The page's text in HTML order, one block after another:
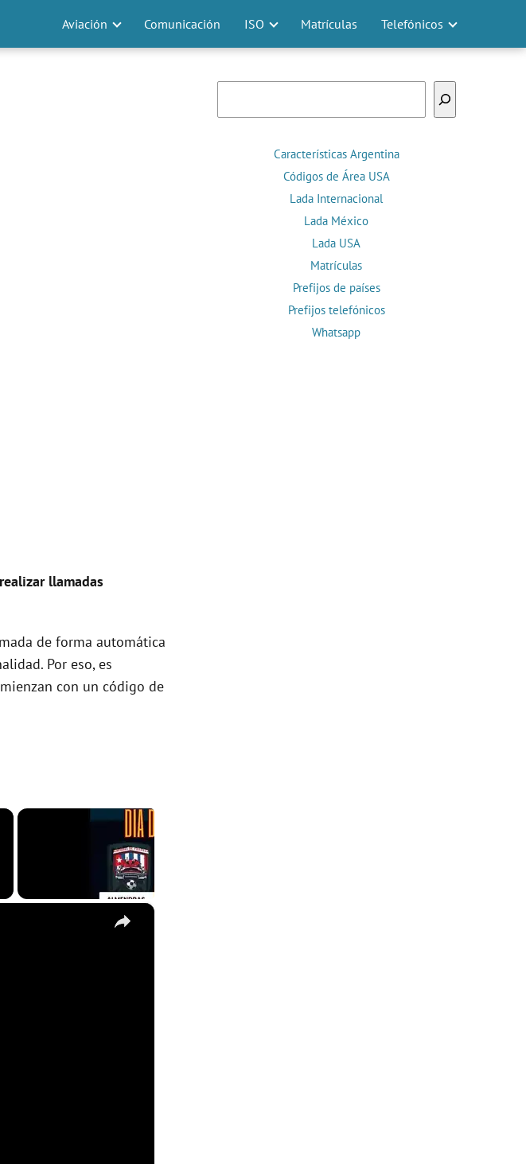
Aviación Comunicación ISO Matrículas Telefónicos
llamadas
de forma automática
Por eso, es
con un código de
×
Características Argentina
Códigos de Área USA
Lada Internacional
Lada México
Lada USA
Matrículas
Prefijos de países
Prefijos telefónicos
Whatsapp